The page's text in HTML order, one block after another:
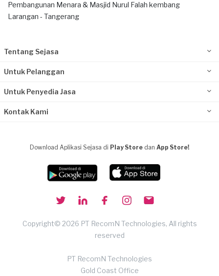
Pembangunan Menara & Masjid Nurul Falah kembang
Larangan - Tangerang
Tentang Sejasa
Untuk Pelanggan
Untuk Penyedia Jasa
Kontak Kami
Download Aplikasi Sejasa di Play Store dan App Store!
Copyright© 2026 PT RecomN Technologies, All rights
reserved
PT RecomN Technologies
Gold Coast Office